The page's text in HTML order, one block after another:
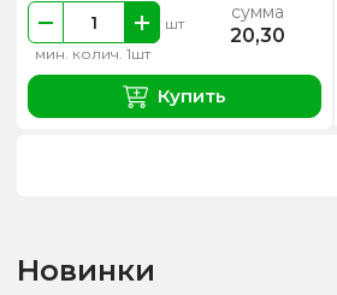
мин. колич. 1шт
шт сумма
20,30
Купить
Новинки